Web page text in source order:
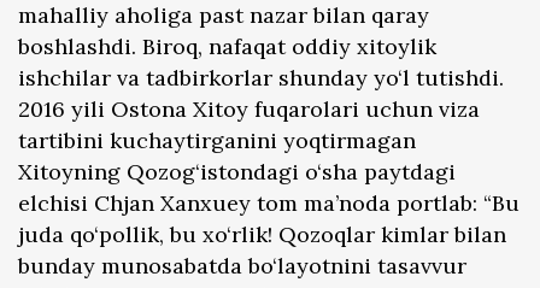
mahalliy aholiga past nazar bilan qaray
boshlashdi. Biroq, nafaqat oddiy xitoylik
ishchilar va tadbirkorlar shunday yo‘l tutishdi.
2016 yili Ostona Xitoy fuqarolari uchun viza
tartibini kuchaytirganini yoqtirmagan
Xitoyning Qozog‘istondagi o‘sha paytdagi
elchisi Chjan Xanxuey tom ma’noda portlab: “Bu
juda qo‘pollik, bu xo‘rlik! Qozoqlar kimlar bilan
bunday munosabatda bo‘layotnini tasavvur